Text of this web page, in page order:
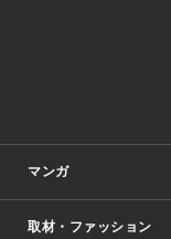
マンガ
少年マンガ
取材・ファッション